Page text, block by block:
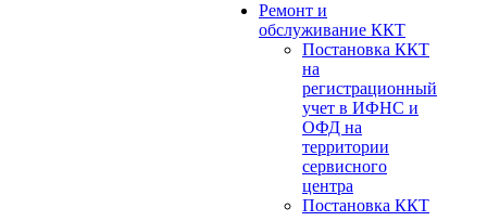
Ремонт и
обслуживание ККТ
Постановка ККТ
на
регистрационный
учет в ИФНС и
ОФД на
территории
сервисного
центра
Постановка ККТ